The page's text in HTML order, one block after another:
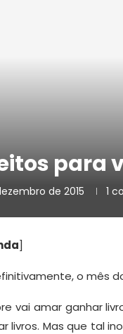
para
de 2015 1
]
o mês
vai amar ganhar
Mas que tal